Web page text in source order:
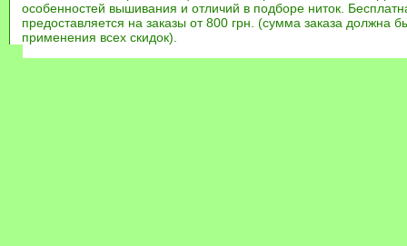
особенностей вышивания и отличий в подборе ниток.
предоставляется на заказы от 800 грн. (сумма заказа должна
применения всех скидок).